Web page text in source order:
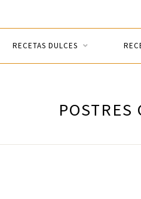
RECETAS DULCES
POSTRES